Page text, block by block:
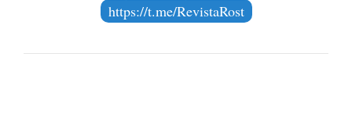
https://t.me/RevistaRost